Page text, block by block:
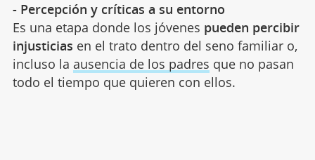
- Percepción y críticas a su entorno
Es una etapa donde los jóvenes pueden percibir
injusticias en el trato dentro del seno familiar o,
incluso la ausencia de los padres que no pasan
todo el tiempo que quieren con ellos.